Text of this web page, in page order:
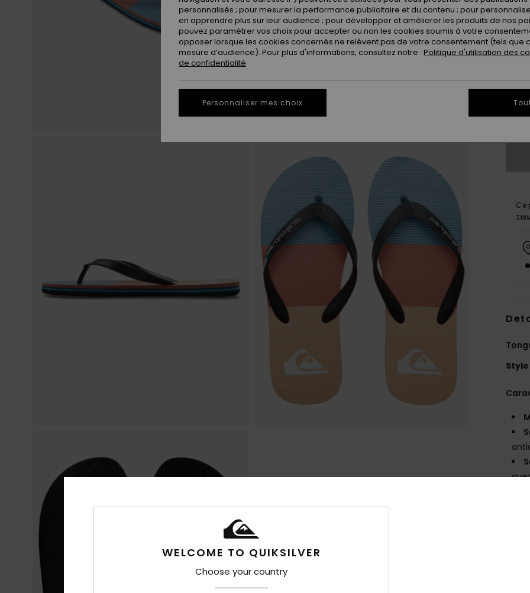
Ce
Style
WELCOME TO QUIKSILVER
Choose your country
personnalisés ; pour mesurer la performance publicitaire et du contenu ; pour
en apprendre plus sur leur audience ; pour développer et améliorer les produits de nos
pouvez paramétrer vos choix pour accepter ou non les cookies soumis à votre
opposer lorsque les cookies concernés ne relèvent pas de votre consentement (tels que
mesure d’audience). Pour plus d'informations, consultez notre : Politique d'utilisation des
de confidentialité
Personnaliser mes choix